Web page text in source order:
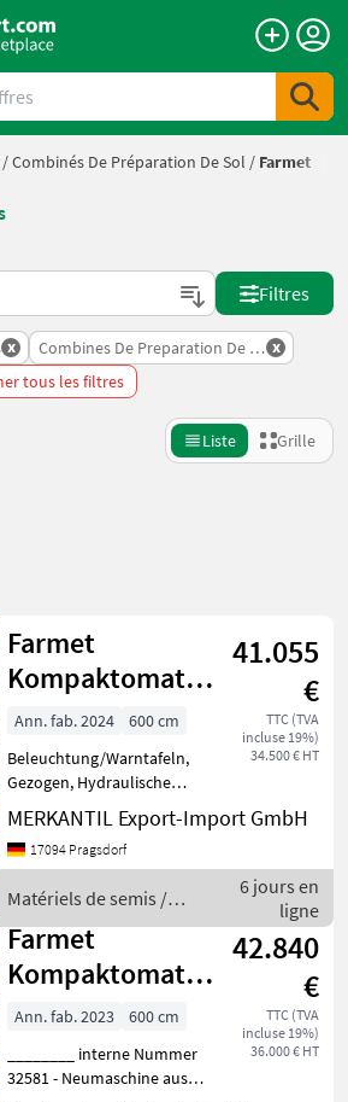
/Combinés De Préparation De Sol / Farmet
sont triées sur Landwirt.com
Filtres
x Combines De Preparation De Solx
tous les filtres
Liste Grille
Pays
Afficher
Farmet
Kompaktomat
Long K600 PSL
41.055
€
TTC (TVA
incluse 19%)
34.500 € HT
Ann. fab. 2024
600 cm
Beleuchtung/Warntafeln,
Gezogen, Hydraulische
Klappung, Walze ________
Gänsefußschare
Doppelkrümlerwalze
Combinés de préparation
de sol
MERKANTIL Export-Import GmbH
17094 Pragsdorf
Matériels de semis /
Farmet
6 jours en
ligne
Farmet
Kompaktomat
K600PS Long
42.840
€
TTC (TVA
incluse 19%)
36.000 € HT
Ann. fab. 2023
600 cm
________ interne Nummer
32581 - Neumaschine aus